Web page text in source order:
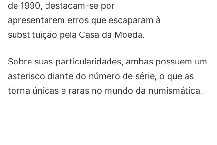
de 1990, destacam-se por
apresentarem erros que escaparam à
substituição pela Casa da Moeda.
Sobre suas particularidades, ambas possuem um
asterisco diante do número de série, o que as
torna únicas e raras no mundo da numismática.